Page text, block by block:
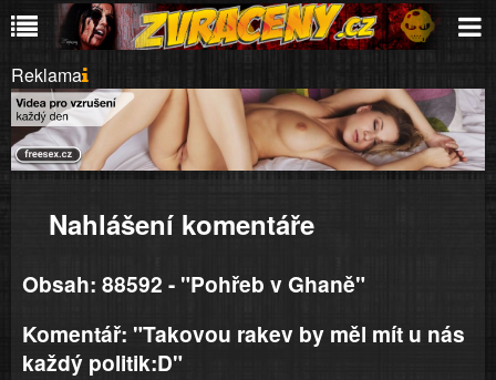
Reklama
Nahlášení komentáře
Obsah: 88592 - "Pohřeb v Ghaně"
Komentář: "Takovou rakev by měl mít u nás
každý politik:D"